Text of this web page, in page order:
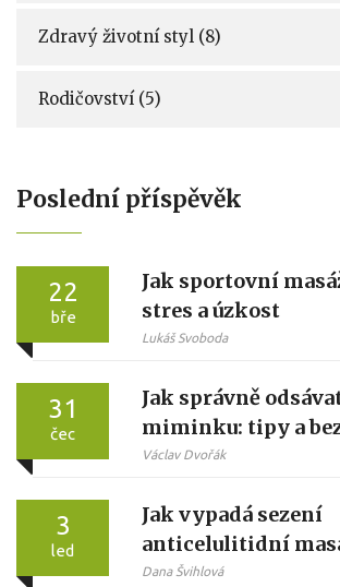
Zdravý životní styl (8)
Rodičovství (5)
Poslední příspěvěk
22
bře
Jak sportovní
stres a úzkost
Lukáš Svoboda
31
čec
Jak správně
miminku: tipy a
postup
Václav Dvořák
3
led
Jak vypadá sezení
anticelulitidní
za krokem od
Dana Švihlová